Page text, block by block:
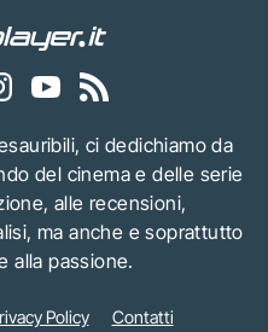
ci dedichiamo da
del cinema e delle serie
alle recensioni,
ma anche e soprattutto
alla passione.
Policy Contatti